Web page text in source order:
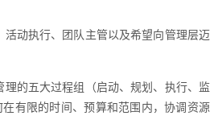
活动执行、团队主管以及希望向管理层迈
理的五大过程组（启动、规划、执行、监
有限的时间、预算和范围内，协调资源